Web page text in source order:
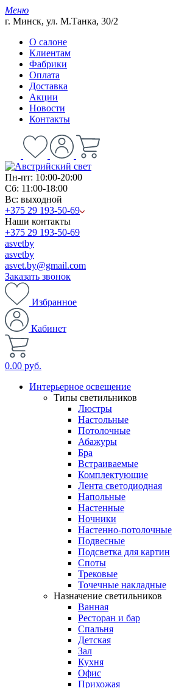
Меню
г. Минск, ул. М.Танка, 30/2
О салоне
Клиентам
Фабрики
Оплата
Доставка
Акции
Новости
Контакты
Пн-пт: 10:00-20:00
Сб: 11:00-18:00
Вс: выходной
+375 29 193-50-69
Наши контакты
+375 29 193-50-69
asvetby
asvetby
asvet.by@gmail.com
Заказать звонок
Избранное
Кабинет
0.00 руб.
Интерьерное освещение
Типы светильников
Люстры
Настольные
Потолочные
Абажуры
Бра
Встраиваемые
Комплектующие
Лента светодиодная
Напольные
Настенные
Ночники
Настенно-потолочные
Подвесные
Подсветка для картин
Споты
Трековые
Точечные накладные
Назначение светильников
Ванная
Ресторан и бар
Спальня
Детская
Зал
Кухня
Офис
Прихожая